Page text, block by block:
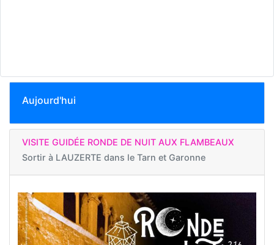
Aujourd'hui
VISITE GUIDÉE RONDE DE NUIT AUX FLAMBEAUX
Sortir à LAUZERTE dans le Tarn et Garonne